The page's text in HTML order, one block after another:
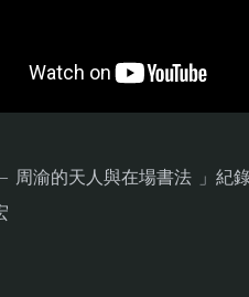
渝的天人與在場書法 」紀